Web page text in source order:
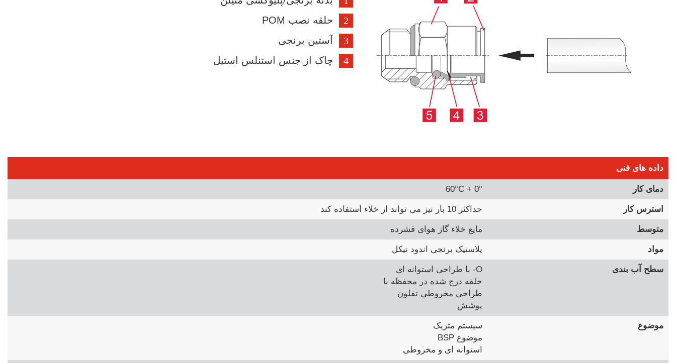
حلقه نصب POM
آستین برنجی
چاک از جنس استنلس استیل
داده های فنی
دمای کار 0° + 60°C
استرس کار حداکثر 10 بار نیز می تواند از خلاء استفاده کند
متوسط مایع خلاء گاز هوای فشرده
مواد پلاستیک برنجی اندود نیکل
سطح آب بندی
O- با طراحی استوانه ای
حلقه درج شده در محفظه با
طراحی مخروطی تفلون
پوشش
موضوع
سیستم متریک
موضوع BSP
استوانه ای و مخروطی